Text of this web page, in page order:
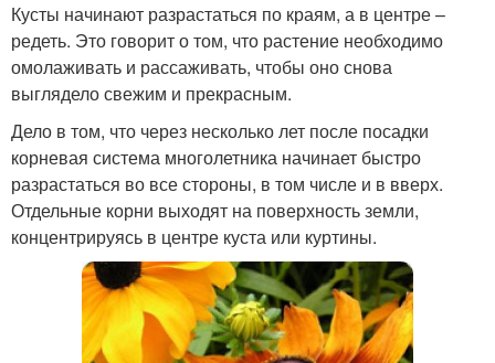
Кусты начинают разрастаться по краям, а в центре –
редеть. Это говорит о том, что растение необходимо
омолаживать и рассаживать, чтобы оно снова
выглядело свежим и прекрасным.
Дело в том, что через несколько лет после посадки
корневая система многолетника начинает быстро
разрастаться во все стороны, в том числе и в вверх.
Отдельные корни выходят на поверхность земли,
концентрируясь в центре куста или куртины.